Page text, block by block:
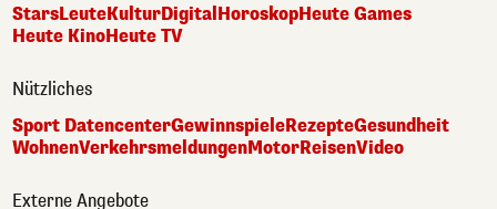
StarsLeuteKulturDigitalHoroskopHeute Games
Heute KinoHeute TV
Nützliches
Sport DatencenterGewinnspieleRezepteGesundheit
WohnenVerkehrsmeldungenMotorReisenVideo
Externe Angebote